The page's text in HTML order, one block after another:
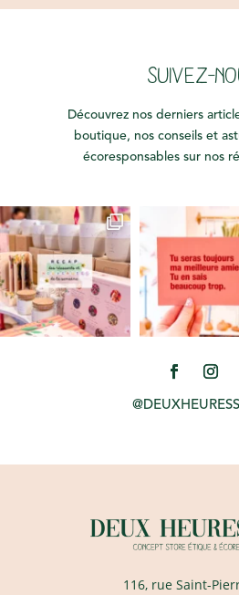
SUIVEZ-
Découvrez nos derniers
boutique, nos conseils et
écoresponsables sur nos
116, rue Saint-